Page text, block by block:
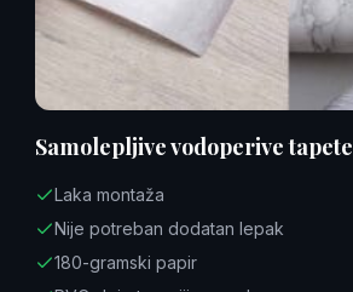
Samolepljive vodoperive tapete
Laka montaža
Nije potreban dodatan lepak
180-gramski papir